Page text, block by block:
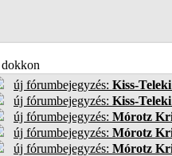
új fórumbejegyzés: Kiss-
új fórumbejegyzés: Kiss-
új fórumbejegyzés: Mórotz
új fórumbejegyzés: Mórotz
új fórumbejegyzés: Mórotz